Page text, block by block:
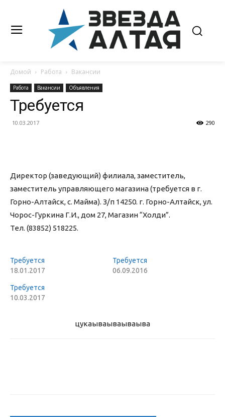
Домой Работа Вакансии
Работа Вакансии Объявления
Требуется
10.03.2017 290
Директор (заведующий) филиала, заместитель,
заместитель управляющего магазина (требуется в г.
Горно-Алтайск, с. Майма). З/п 14250. г. Горно-Алтайск, ул.
Чорос-Гуркина Г.И., дом 27, Магазин “Холди”.
Тел. (83852) 518225.
Требуется
18.01.2017
Требуется
06.09.2016
Требуется
10.03.2017
цукаываываываыва